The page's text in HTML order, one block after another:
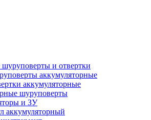
шуруповерты и отвертки
аккумуляторные
аккумуляторные
шуруповерты
и ЗУ
аккумуляторный